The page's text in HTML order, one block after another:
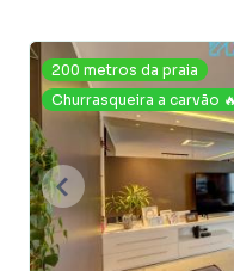
200 metros da praia
Churrasqueira a carvão 🔥